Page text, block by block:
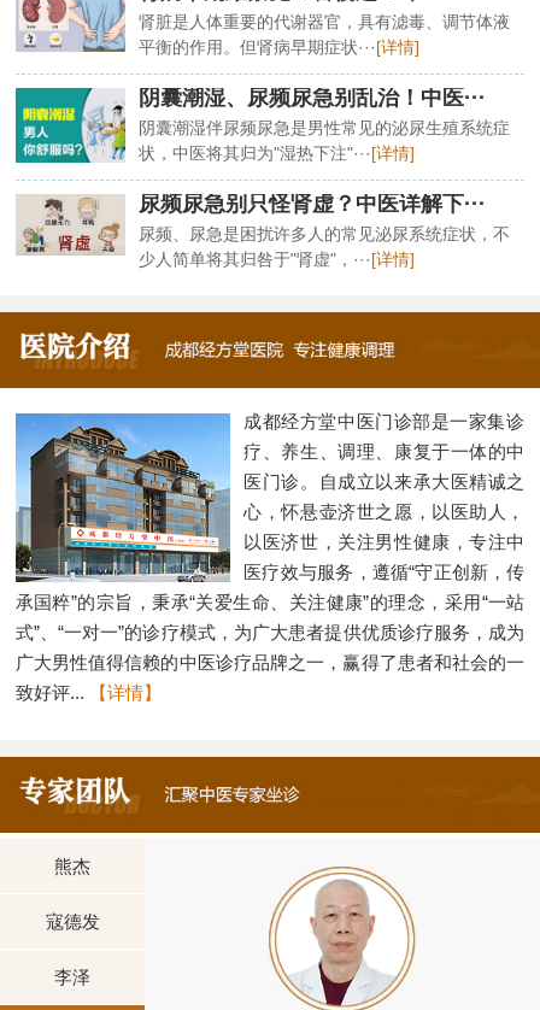
肾脏是人体重要的代谢器官，具有滤毒、调节体液
平衡的作用。但肾病早期症状···[详情]
阴囊潮湿、尿频尿急别乱治！中医···
阴囊潮湿伴尿频尿急是男性常见的泌尿生殖系统症
状，中医将其归为"湿热下注"···[详情]
尿频尿急别只怪肾虚？中医详解下···
尿频、尿急是困扰许多人的常见泌尿系统症状，不
少人简单将其归咎于"肾虚"，···[详情]
成都经方堂中医门诊部是一家集诊
疗、养生、调理、康复于一体的中
医门诊。自成立以来承大医精诚之
心，怀悬壶济世之愿，以医助人，
以医济世，关注男性健康，专注中
医疗效与服务，遵循“守正创新，传
承国粹”的宗旨，秉承“关爱生命、关注健康”的理念，采用“一站
式”、“一对一”的诊疗模式，为广大患者提供优质诊疗服务，成为
广大男性值得信赖的中医诊疗品牌之一，赢得了患者和社会的一
致好评...
【详情】
熊杰
寇德发
李泽